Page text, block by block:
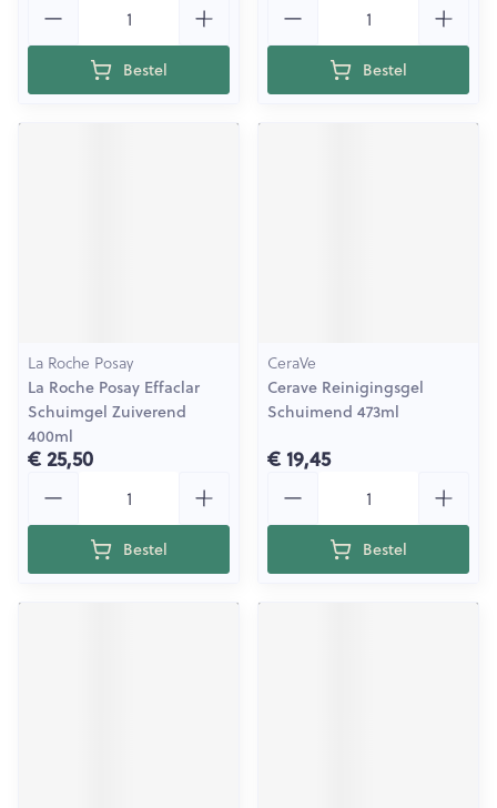
Bestel Bestel
La Roche Posay
La Roche Posay Effaclar
Schuimgel Zuiverend
400ml
€ 25,50
Bestel
CeraVe
Cerave Reinigingsgel
Schuimend 473ml
€ 19,45
Bestel